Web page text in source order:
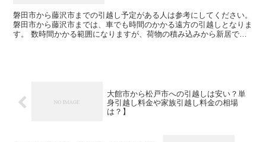
磐田市から藤沢市までの引越し予定がある人は参考にしてください。
磐田市から藤沢市までは、車でも時間のかかる遠方の引越しとなりま
す。 数時間かかる範囲になりますが、荷物の積み込みから新居での
大館市から松戸市への引越しは安い？単
身引越し料金や家族引越し料金の相場
は？】